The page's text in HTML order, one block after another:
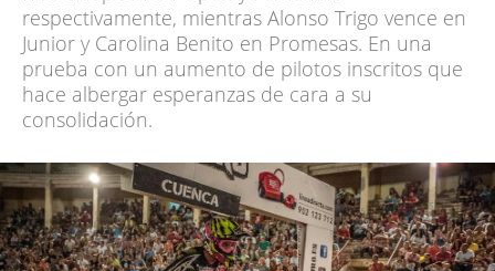
respectivamente, mientras Alonso Trigo vence en
Junior y Carolina Benito en Promesas. En una
prueba con un aumento de pilotos inscritos que
hace albergar esperanzas de cara a su
consolidación.